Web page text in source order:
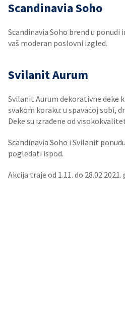
Scandinavia Soho
Scandinavia Soho brend u
vaš moderan poslovni izgled.
Svilanit Aurum
Svilanit Aurum dekorativne deke
svakom koraku: u spavaćoj sobi,
Deke su izrađene od
Scandinavia Soho i Svilanit
pogledati ispod.
Akcija traje od 1.11. do